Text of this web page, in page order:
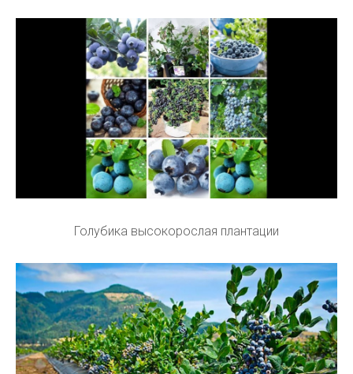
Голубика высокорослая плантации